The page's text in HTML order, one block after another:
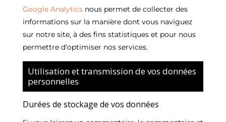
Google Analytics nous permet de collecter des
informations sur la manière dont vous naviguez
sur notre site, à des fins statistiques et pour nous
permettre d'optimiser nos services.
Utilisation et transmission de vos données
personnelles
Durées de stockage de vos données